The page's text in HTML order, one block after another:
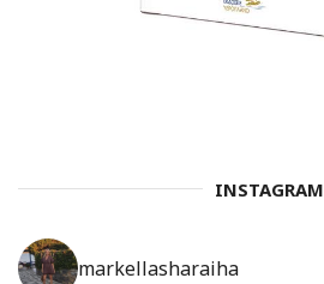
INSTAGRAM
markellasharaiha